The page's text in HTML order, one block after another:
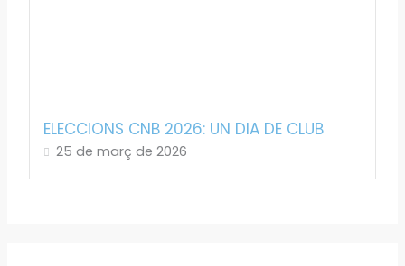
ELECCIONS CNB 2026: UN DIA DE CLUB
25 de març de 2026